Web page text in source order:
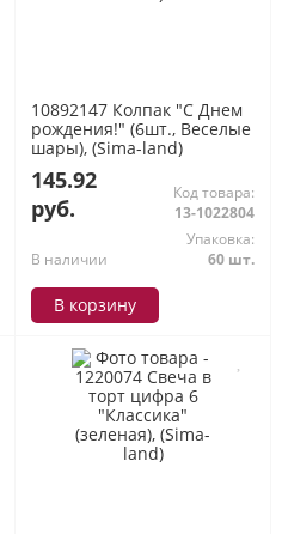
10892147 Колпак "С Днем
рождения!" (6шт., Веселые
шары), (Sima-land)
145.92
руб.
Код товара:
13-1022804
В наличии
Упаковка:
60 шт.
В корзину